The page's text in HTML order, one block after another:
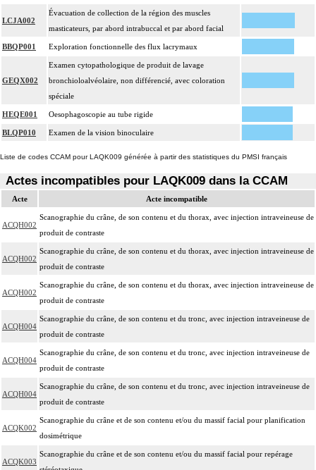
LCJA002
Évacuation de collection de la région des muscles
masticateurs, par abord intrabuccal et par abord facial
BBQP001 Exploration fonctionnelle des flux lacrymaux
GEQX002
Examen cytopathologique de produit de lavage
bronchioloalvéolaire, non différencié, avec coloration
spéciale
HEQE001 Oesophagoscopie au tube rigide
BLQP010 Examen de la vision binoculaire
Liste de codes CCAM pour LAQK009 générée à partir des statistiques du PMSI français
Actes incompatibles pour LAQK009 dans la CCAM
Acte Acte incompatible
ACQH002
Scanographie du crâne, de son contenu et du thorax, avec injection intraveineuse de
produit de contraste
ACQH002
Scanographie du crâne, de son contenu et du thorax, avec injection intraveineuse de
produit de contraste
ACQH002
Scanographie du crâne, de son contenu et du thorax, avec injection intraveineuse de
produit de contraste
ACQH004
Scanographie du crâne, de son contenu et du tronc, avec injection intraveineuse de
produit de contraste
ACQH004
Scanographie du crâne, de son contenu et du tronc, avec injection intraveineuse de
produit de contraste
ACQH004
Scanographie du crâne, de son contenu et du tronc, avec injection intraveineuse de
produit de contraste
ACQK002
Scanographie du crâne et de son contenu et/ou du massif facial pour planification
dosimétrique
ACQK003
Scanographie du crâne et de son contenu et/ou du massif facial pour repérage